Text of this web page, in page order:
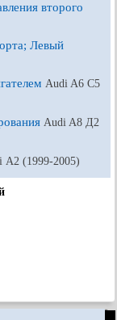
второго
Левый
Audi A6 С5
Audi A8 Д2
А2 (1999-2005)